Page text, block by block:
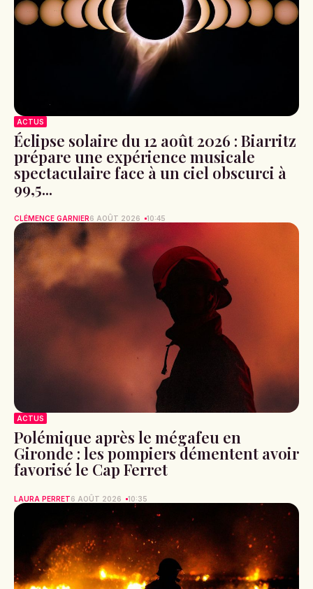
ACTUS
Éclipse solaire du 12 août 2026 : Biarritz
prépare une expérience musicale
spectaculaire face à un ciel obscurci à
99,5...
CLÉMENCE GARNIER6 AOÛT 2026 10:45
ACTUS
Polémique après le mégafeu en
Gironde : les pompiers démentent avoir
favorisé le Cap Ferret
LAURA PERRET6 AOÛT 2026 10:35